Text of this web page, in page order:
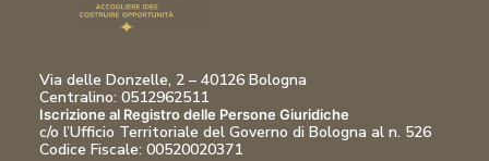
Via delle Donzelle, 2 – 40126 Bologna
Centralino: 0512962511
Iscrizione al Registro delle Persone Giuridiche
c/o l’Ufficio Territoriale del Governo di Bologna al n. 526
Codice Fiscale: 00520020371